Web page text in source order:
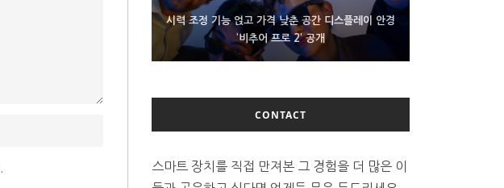
시력 조정 기능 얹고 가격 낮춘 공간 디스플레이 안경
‘비추어 프로 2’ 공개
D램 부족에 10억달러어치 아이폰18 프로세서 패키징
대기 중
300~400달러 반지형 스피커 준비하는 오픈AI
CONTACT
스마트 장치를 직접 만져본 그 경험을 더 많은 이